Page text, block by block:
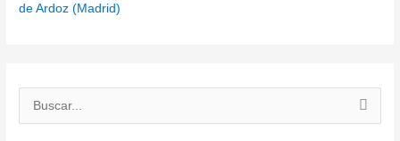
de Ardoz (Madrid)